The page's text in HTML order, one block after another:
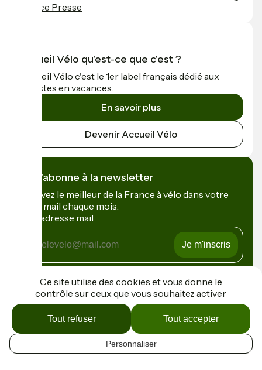
FR
Espace Presse
Accueil Vélo qu'est-ce que c'est ?
Accueil Vélo c'est le 1er label français dédié aux
cyclistes en vacances.
En savoir plus
Devenir Accueil Vélo
Je m'abonne à la newsletter
Recevez le meilleur de la France à vélo dans votre
boîte mail chaque mois.
Mon adresse mail
Mon
adresse
Conditions d'inscription
Financé dans le cadre de Destination France
Contact
Ce site utilise des cookies et vous donne le
contrôle sur ceux que vous souhaitez activer
Tout accepter
Tout refuser
Personnaliser